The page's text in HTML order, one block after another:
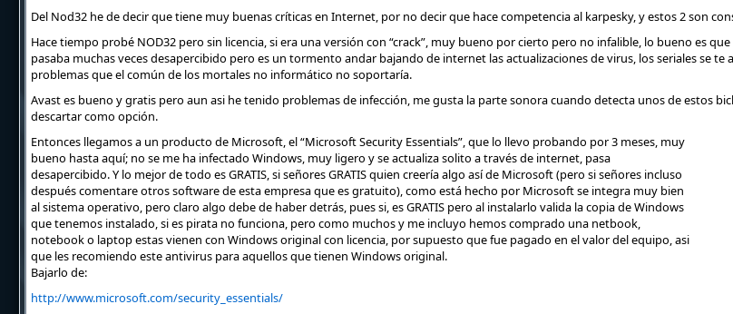
Del Nod32 he de decir que tiene muy buenas críticas en Internet, por no decir que hace competencia al karpesky, y estos 2 son
Hace tiempo probé NOD32 pero sin licencia, si era una versión con “crack”, muy bueno por cierto pero no infalible, lo bueno es
pasaba muchas veces desapercibido pero es un tormento andar bajando de internet las actualizaciones de virus, los seriales se
problemas que el común de los mortales no informático no soportaría.
Avast es bueno y gratis pero aun asi he tenido problemas de infección, me gusta la parte sonora cuando detecta unos de estos
descartar como opción.
Entonces llegamos a un producto de Microsoft, el “Microsoft Security Essentials”, que lo llevo probando por 3 meses, muy
bueno hasta aquí; no se me ha infectado Windows, muy ligero y se actualiza solito a través de internet, pasa
desapercibido. Y lo mejor de todo es GRATIS, si señores GRATIS quien creería algo así de Microsoft (pero si señores incluso
después comentare otros software de esta empresa que es gratuito), como está hecho por Microsoft se integra muy bien
al sistema operativo, pero claro algo debe de haber detrás, pues si, es GRATIS pero al instalarlo valida la copia de Windows
que tenemos instalado, si es pirata no funciona, pero como muchos y me incluyo hemos comprado una netbook,
notebook o laptop estas vienen con Windows original con licencia, por supuesto que fue pagado en el valor del equipo, asi
que les recomiendo este antivirus para aquellos que tienen Windows original.
Bajarlo de:
http://www.microsoft.com/security_essentials/